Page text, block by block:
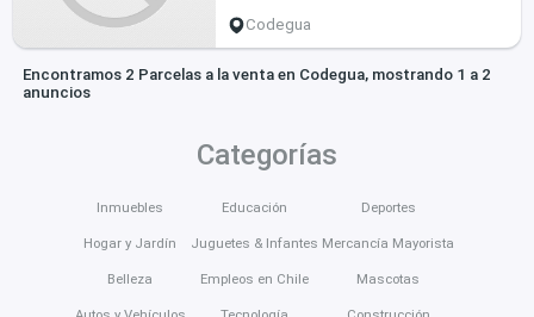
Codegua
Encontramos 2 Parcelas a la venta en Codegua, mostrando 1 a 2
anuncios
Categorías
Inmuebles
Hogar y Jardín
Belleza
Educación
Juguetes & Infantes
Empleos en Chile
Deportes
Mercancía Mayorista
Mascotas